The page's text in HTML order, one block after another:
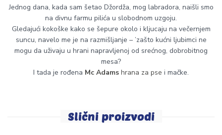
Jednog dana, kada sam šetao Džordža, mog labradora, naišli smo
na divnu farmu pilića u slobodnom uzgoju.
Gledajući kokoške kako se šepure okolo i kljucaju na večernjem
suncu, navelo me je na razmišljanje – ’zašto kućni ljubimci ne
mogu da uživaju u hrani napravljenoj od srećnog, dobrobitnog
mesa?
I tada je rođena Mc Adams hrana za pse i mačke.
Slični proizvodi